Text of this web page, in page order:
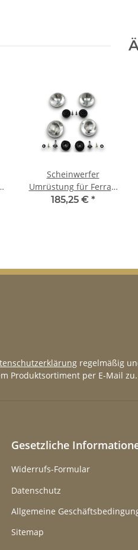
Scheinwerfer
Umrüstung für Ferrari
328 US-Modelle auf EU-
185,25 € *
regelmäßig
Produktsortiment per E-Mail zu.
Gesetzliche
Widerrufs-Formular
Datenschutz
Allgemeine
Sitemap